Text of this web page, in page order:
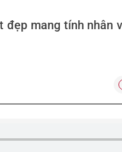
mang tính